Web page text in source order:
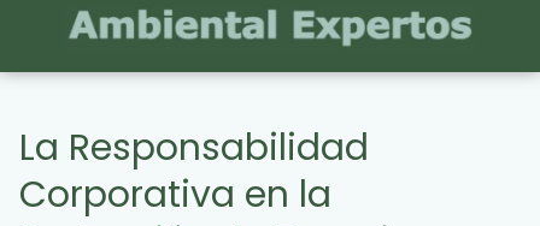
La Responsabilidad
Corporativa en la